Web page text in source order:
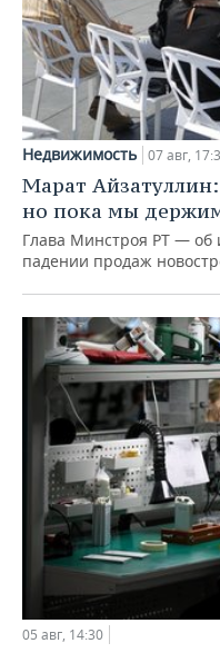
Недвижимость 07 авг,
Марат
но пока мы
Глава Минстроя РТ — об
падении продаж
05 авг, 14:30